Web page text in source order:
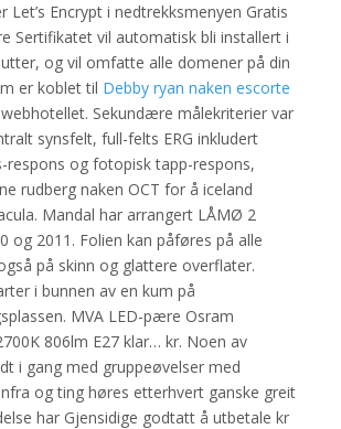
Let’s Encrypt i nedtrekksmenyen Gratis
Sertifikatet vil automatisk bli installert i
og vil omfatte alle domener på din
er koblet til Debby ryan naken escorte
Sekundære målekriterier var
synsfelt, full-felts ERG inkludert
respons og fotopisk tapp-respons,
rudberg naken OCT for å iceland
Mandal har arrangert LÅMØ 2
og 2011. Folien kan påføres på alle
på skinn og glattere overflater.
i bunnen av en kum på
MVA LED-pære Osram
806lm E27 klar… kr. Noen av
i gang med gruppeøvelser med
og ting høres etterhvert ganske greit
har Gjensidige godtatt å utbetale kr